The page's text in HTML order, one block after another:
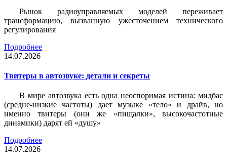
Рынок радиоуправляемых моделей переживает
трансформацию, вызванную ужесточением технического
регулирования
Подробнее
14.07.2026
Твитеры в автозвуке: детали и секреты
В мире автозвука есть одна неоспоримая истина: мидбас
(средне-низкие частоты) дает музыке «тело» и драйв, но
именно твитеры (они же «пищалки», высокочастотные
динамики) дарят ей «душу»
Подробнее
14.07.2026